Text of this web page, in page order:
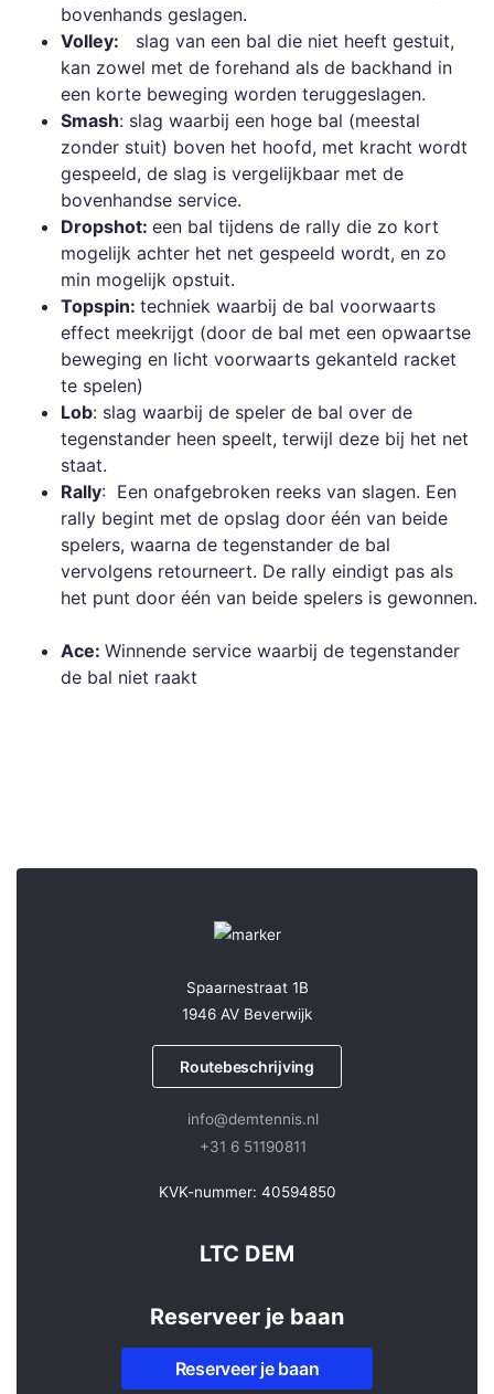
bovenhands geslagen.
Volley: slag van een bal die niet heeft gestuit,
kan zowel met de forehand als de backhand in
een korte beweging worden teruggeslagen.
Smash: slag waarbij een hoge bal (meestal
zonder stuit) boven het hoofd, met kracht wordt
gespeeld, de slag is vergelijkbaar met de
bovenhandse service.
Dropshot: een bal tijdens de rally die zo kort
mogelijk achter het net gespeeld wordt, en zo
min mogelijk opstuit.
Topspin: techniek waarbij de bal voorwaarts
effect meekrijgt (door de bal met een opwaartse
beweging en licht voorwaarts gekanteld racket
te spelen)
Lob: slag waarbij de speler de bal over de
tegenstander heen speelt, terwijl deze bij het net
staat.
Rally: Een onafgebroken reeks van slagen. Een
rally begint met de opslag door één van beide
spelers, waarna de tegenstander de bal
vervolgens retourneert. De rally eindigt pas als
het punt door één van beide spelers is gewonnen.
Ace: Winnende service waarbij de tegenstander
de bal niet raakt
Spaarnestraat 1B
1946 AV Beverwijk
Routebeschrijving
info@demtennis.nl
+31 6 51190811
KVK-nummer: 40594850
LTC DEM
Reserveer je baan
Reserveer je baan